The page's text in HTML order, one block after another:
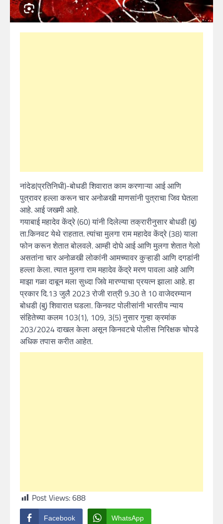
नांदेड(प्रतिनिधी)-बोधडी शिवारात काम करणाऱ्या आई आणि
पुत्रावर हल्ला करून चार अनोळखी माणसांनी पुत्राचा जिव घेतला
आहे. आई जखमी आहे.
गयाबाई महादेव केंद्रे (60) यांनी दिलेल्या तक्रारीनुसार बोधडी (बु)
ता.किनवट येथे राहतात. त्यांचा मुलगा राम महादेव केंद्रे (38) याला
फोन करून शेतात बोलवले. आम्ही दोघे आई आणि मुलगा शेतात गेलो
असतांना चार अनोळखी लोकांनी आमच्यावर कुऱ्हाडी आणि दगडांनी
हल्ला केला. त्यात मुलगा राम महादेव केंद्रे मरण पावला आहे आणि
माझा गळा दाबून मला सुध्दा जिवे मारण्याचा प्रयत्न झाला आहे. हा
प्रकार दि.13 जुलै 2023 रोजी रात्री 9.30 ते 10 वाजेदरम्यान
बोधडी (बु) शिवारात घडला. किनवट पोलीसांनी भारतीय न्याय
संहितेच्या कलम 103(1), 109, 3(5) नुसार गुन्हा क्रमांक
203/2024 दाखल केला असून किनवटचे पोलीस निरिक्षक चोपडे
अधिक तपास करीत आहेत.
Post Views:688
Facebook WhatsApp